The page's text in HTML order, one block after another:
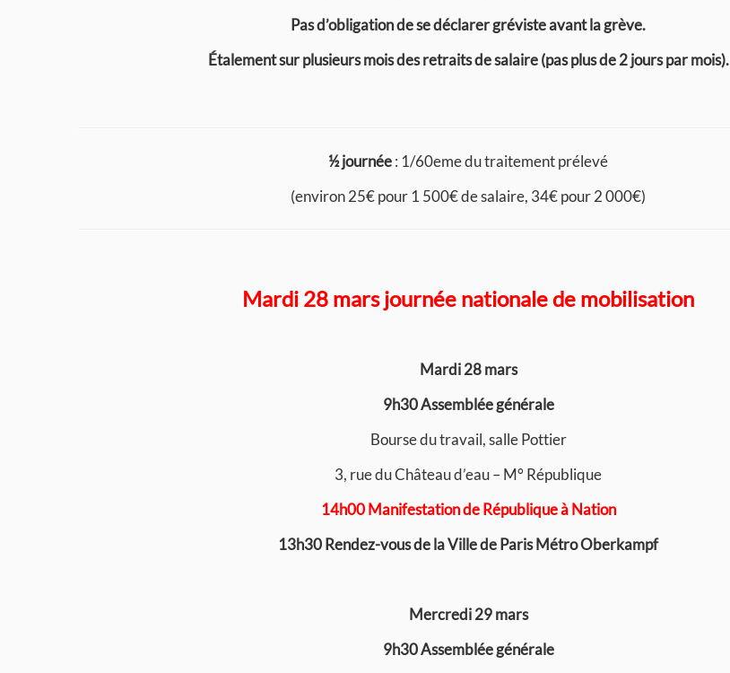
Pas d’obligation de se déclarer gréviste avant la grève.
Étalement sur plusieurs mois des retraits de salaire (pas plus de 2 jours par mois).
½ journée: 1/60eme du traitement prélevé
(environ 25€ pour 1 500€ de salaire, 34€ pour 2 000€)
Mardi 28 mars journée nationale de mobilisation
Mardi 28 mars
9h30 Assemblée générale
Bourse du travail, salle Pottier
3, rue du Château d’eau – M° République
14h00 Manifestation de République à Nation
13h30 Rendez-vous de la Ville de Paris Métro Oberkampf
Mercredi 29 mars
9h30 Assemblée générale